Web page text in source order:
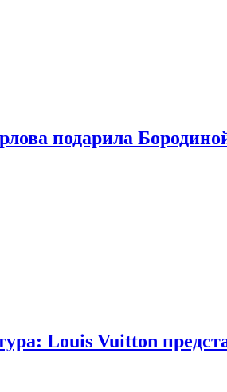
подарила
Louis Vuitton